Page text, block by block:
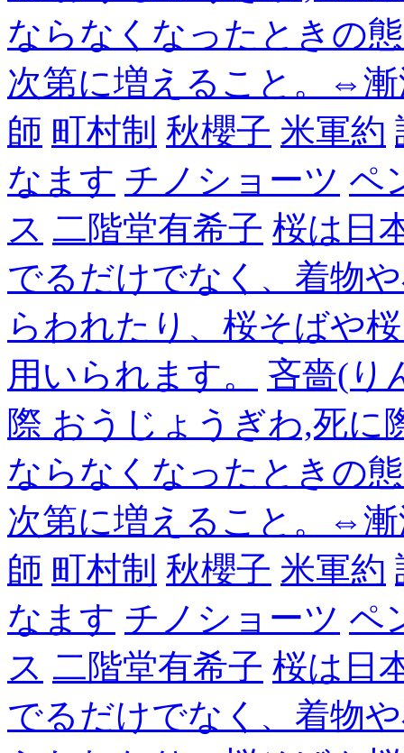
ならなくなったときの
次第に増えること。⇔
師 町村制 秋櫻子 米軍約
なます チノショーツ ペ
ス 二階堂有希子 桜は日
でるだけでなく、着物
らわれたり、桜そばや
用いられます。
吝嗇(り
際 おうじょうぎわ,死に
ならなくなったときの
次第に増えること。⇔
師 町村制 秋櫻子 米軍約
なます チノショーツ ペ
ス 二階堂有希子 桜は日
でるだけでなく、着物